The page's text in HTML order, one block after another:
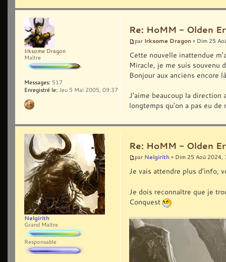
Re: HoMM - Olden
par Irksome Dragon » Dim 25
Cette nouvelle inattendue
Miracle, je me suis souvenu
Bonjour aux anciens encore
J'aime beaucoup la
longtemps qu'on a pas eu
Irksome Dragon
Maître
Messages: 517
Enregistré le: Jeu 5 Mai 2005, 09:37
Re: HoMM - Olden
par Nelgirith » Dim 25 Aoû 2024,
Je vais attendre plus d'info,
Je dois reconnaître que je
Conquest
Nelgirith
Grand Maître
Responsable